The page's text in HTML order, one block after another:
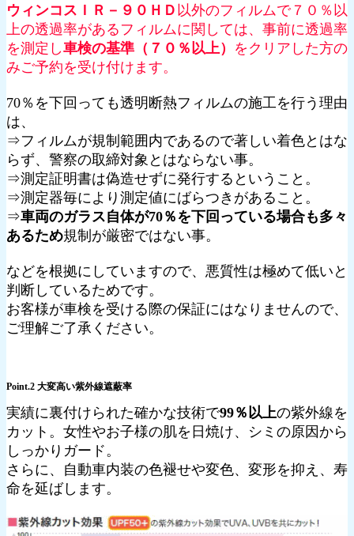
ウィンコスＩＲ－９０ＨＤ 以外のフィルムで７０％以
上の透過率があるフィルムに関しては、事前に透過率
を測定し車検の基準（７０％以上） をクリアした方の
みご予約を受け付けます。
70％を下回っても透明断熱フィルムの施工を行う理由
は、
⇒フィルムが規制範囲内であるので著しい着色とはな
らず、警察の取締対象とはならない事。
⇒測定証明書は偽造せずに発行するということ。
⇒測定器毎により測定値にばらつきがあること。
⇒車両のガラス自体が70％を下回っている場合も多々
あるため規制が厳密ではない事。
などを根拠にしていますので、悪質性は極めて低いと
判断しているためです。
お客様が車検を受ける際の保証にはなりませんので、
ご理解ご了承ください。
Point.2 大変高い紫外線遮蔽率
実績に裏付けられた確かな技術で99％以上の紫外線を
カット。女性やお子様の肌を日焼け、シミの原因から
しっかりガード。
さらに、自動車内装の色褪せや変色、変形を抑え、寿
命を延ばします。